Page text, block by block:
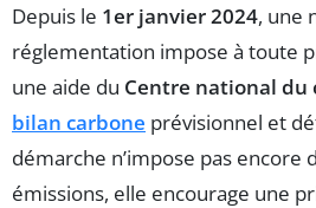
Depuis le 1er janvier 2024, une
réglementation impose à toute
une aide du Centre national du
bilan carbone prévisionnel et
démarche n’impose pas encore
émissions, elle encourage une